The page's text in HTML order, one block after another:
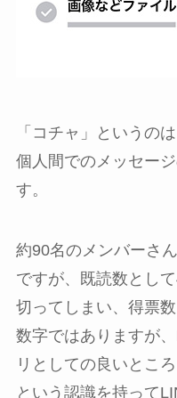
「コチャ」というの
個人間でのメッセー
す。
約90名のメンバーさ
ですが、既読数とし
切ってしまい、得票
数字ではありますが
リとしての良いとこ
という認識を持って